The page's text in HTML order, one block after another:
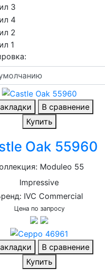
В сравнение
Купить
Oak 55960
Moduleo 55
Impressive
IVC Commercial
Цена по запросу
В сравнение
Купить